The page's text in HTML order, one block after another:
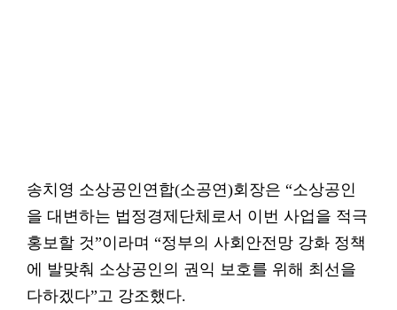
송치영 소상공인연합(소공연)회장은 “소상공인
을 대변하는 법정경제단체로서 이번 사업을 적극
홍보할 것”이라며 “정부의 사회안전망 강화 정책
에 발맞춰 소상공인의 권익 보호를 위해 최선을
다하겠다”고 강조했다.